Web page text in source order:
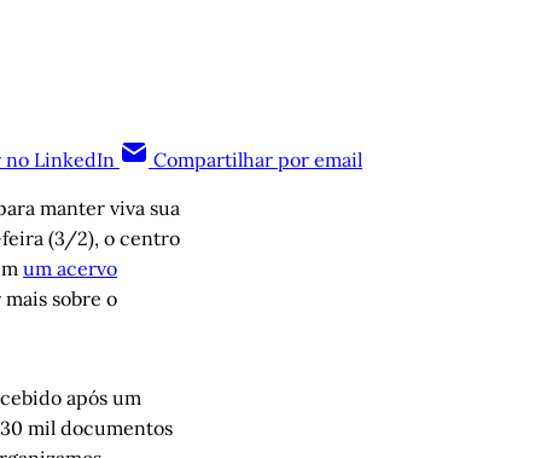
LinkedIn Compartilhar por email
manter viva sua
feira (3/2), o centro
um acervo
sobre o
após um
mil documentos